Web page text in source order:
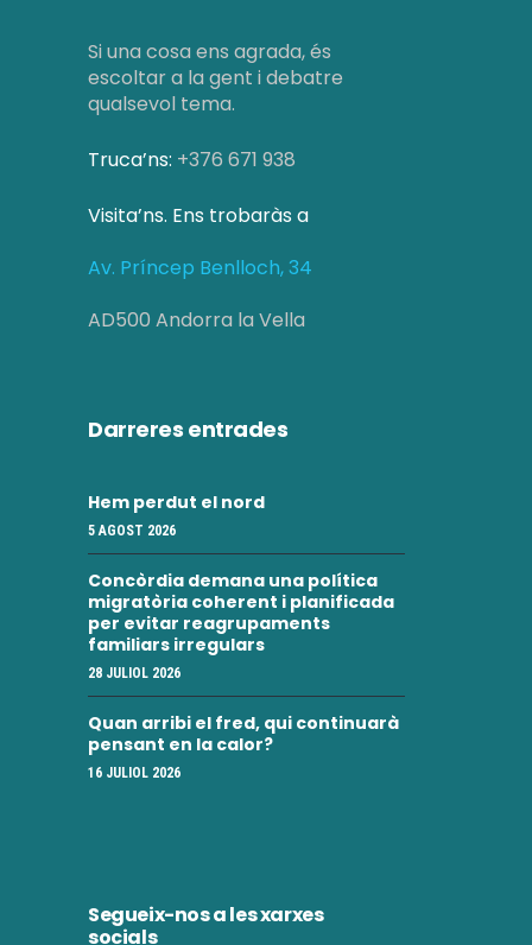
Si una cosa ens agrada, és
escoltar a la gent i debatre
qualsevol tema.
Truca’ns: +376 671 938
Visita’ns. Ens trobaràs a
Av. Príncep Benlloch, 34
AD500 Andorra la Vella
Darreres entrades
Hem perdut el nord
5 AGOST 2026
Concòrdia demana una política
migratòria coherent i planificada
per evitar reagrupaments
familiars irregulars
28 JULIOL 2026
Quan arribi el fred, qui continuarà
pensant en la calor?
16 JULIOL 2026
Segueix-nos a les xarxes
socials